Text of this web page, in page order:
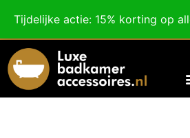
Tijdelijke actie: 15% korting op
Voor 18:00 besteld, morgen in huis!